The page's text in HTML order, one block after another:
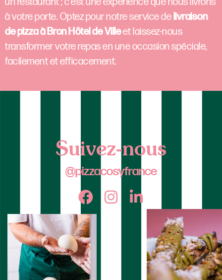
à votre porte. Optez pour notre service de livraison
de pizza à Bron Hôtel de Villeet laissez-nous
transformer votre repas en une occasion spéciale,
facilement et efficacement.
Suivez-nous
@pizzacosyfrance